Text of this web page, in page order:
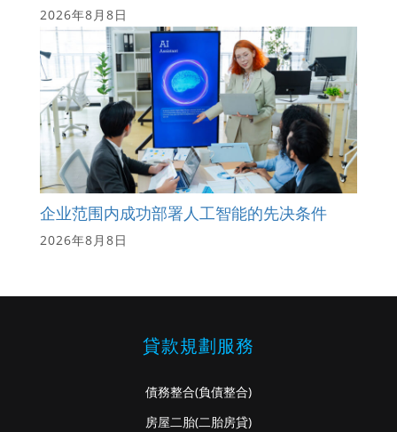
2026年8月8日
企业范围内成功部署人工智能的先决条件
2026年8月8日
貸款規劃服務
債務整合(負債整合)
房屋二胎(二胎房貸)